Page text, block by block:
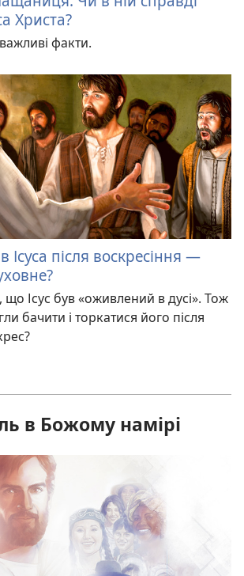
Христа?
факти.
Ісуса після воскресіння —
що Ісус був «оживлений в дусі». Тож
бачити і торкатися його після
в Божому намірі